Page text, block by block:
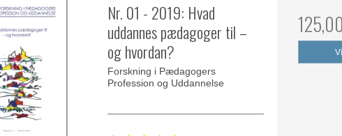
Nr. 01 - 2019: Hvad
uddannes pædagoger til –
og hvordan?
Forskning i Pædagogers
Profession og Uddannelse